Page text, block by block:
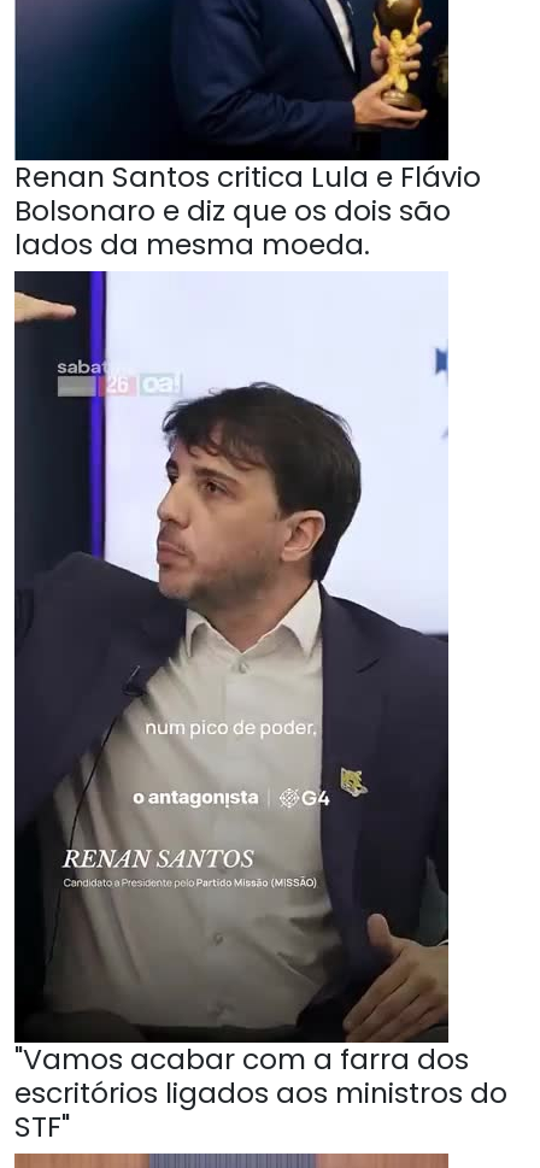
Renan Santos critica Lula e Flávio
Bolsonaro e diz que os dois são
lados da mesma moeda.
"Vamos acabar com a farra dos
escritórios ligados aos ministros do
STF"